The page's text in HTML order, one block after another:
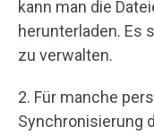
kann man die
herunterladen. Es
zu verwalten.
2. Für manche
Synchronisierung